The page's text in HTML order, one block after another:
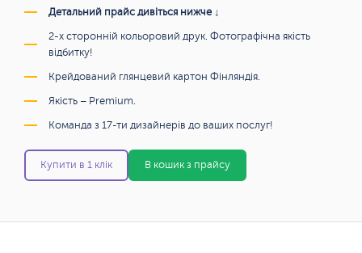
Детальний прайс дивіться нижче ↓
2-х сторонній кольоровий друк. Фотографічна якість
відбитку!
Крейдований глянцевий картон Фінляндія.
Якість – Premium.
Команда з 17-ти дизайнерів до ваших послуг!
Купити в 1 клік В кошик з прайсу